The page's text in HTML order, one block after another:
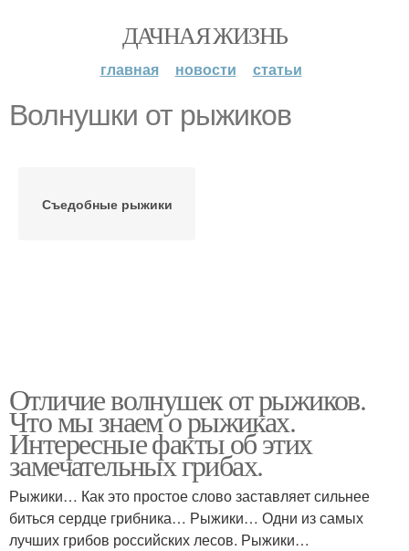
ДАЧНАЯ ЖИЗНЬ
главная новости статьи
Волнушки от рыжиков
Съедобные рыжики
Отличие волнушек от рыжиков.
Что мы знаем о рыжиках.
Интересные факты об этих
замечательных грибах.
Рыжики… Как это простое слово заставляет сильнее
биться сердце грибника… Рыжики… Одни из самых
лучших грибов российских лесов. Рыжики…